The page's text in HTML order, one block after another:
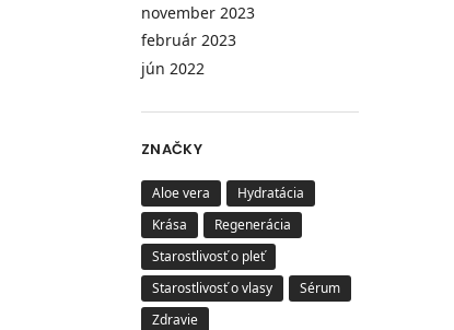
november 2023
február 2023
jún 2022
ZNAČKY
Aloe vera
Hydratácia
Krása
Regenerácia
Starostlivosť o pleť
Starostlivosť o vlasy
Sérum
Zdravie